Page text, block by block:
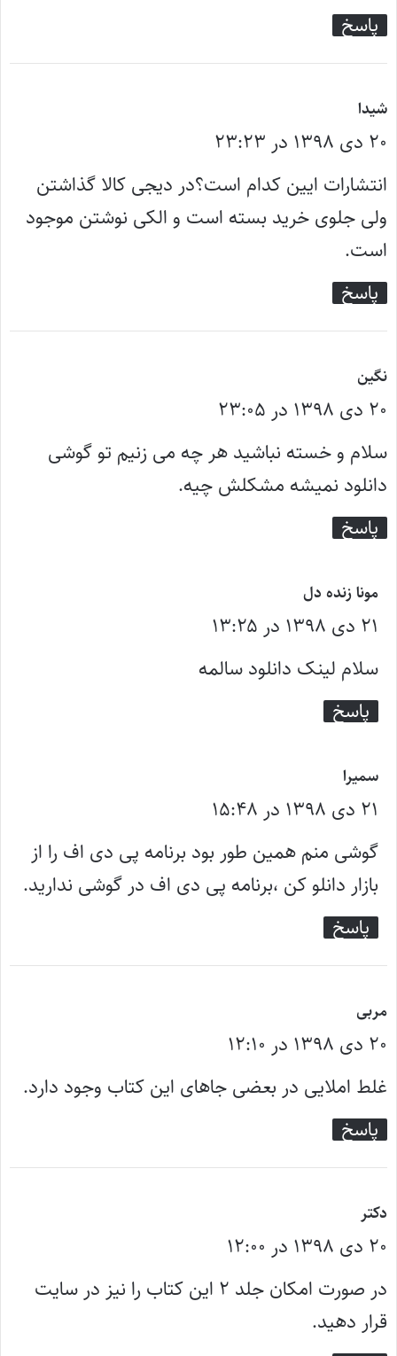
پاسخ
شیدا
ف
ت
:
۲۰ دی ۱۳۹۸ در ۲۳:۲۳
انتشارات ایین کدام است؟در دیجی کالا گذاشتن
ولی جلوی خرید بسته است و الکی نوشتن موجود
است.
پاسخ
نگین
ف
ت
:
۲۰ دی ۱۳۹۸ در ۲۳:۰۵
سلام و خسته نباشید هر چه می زنیم تو گوشی
دانلود نمیشه مشکلش چیه.
پاسخ
مونا زنده دل
ف
ت
۲۱ دی ۱۳۹۸ در ۱۳:۲۵
سلام لینک دانلود سالمه
پاسخ
سمیرا
ف
ت
:
۲۱ دی ۱۳۹۸ در ۱۵:۴۸
گوشی منم همین طور بود برنامه پی دی اف را از
بازار دانلو کن ،برنامه پی دی اف در گوشی ندارید.
پاسخ
مربی
ف
ت
:
۲۰ دی ۱۳۹۸ در ۱۲:۱۰
غلط املایی در بعضی جاهای این کتاب وجود دارد.
پاسخ
دکتر
ف
ت
۲۰ دی ۱۳۹۸ در ۱۲:۰۰
در صورت امکان جلد ۲ این کتاب را نیز در سایت
قرار دهید.